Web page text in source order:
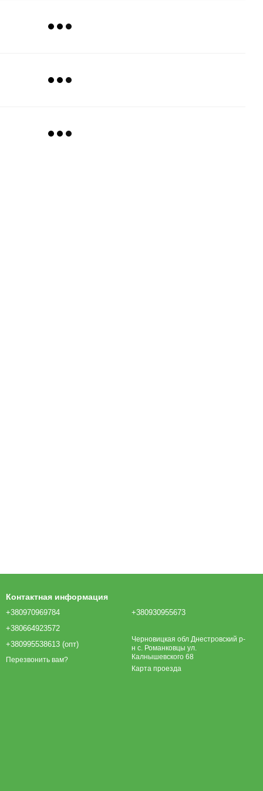
Контактная информация
+380970969784
+380664923572
+380995538613 (опт)
Перезвонить вам?
+380930955673
Черновицкая обл Днестровский р-
н с. Романковцы ул.
Калнышевского 68
Карта проезда